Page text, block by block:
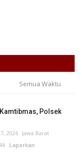
Semua Waktu
Polsek
2026
Jawa Barat
Laporkan